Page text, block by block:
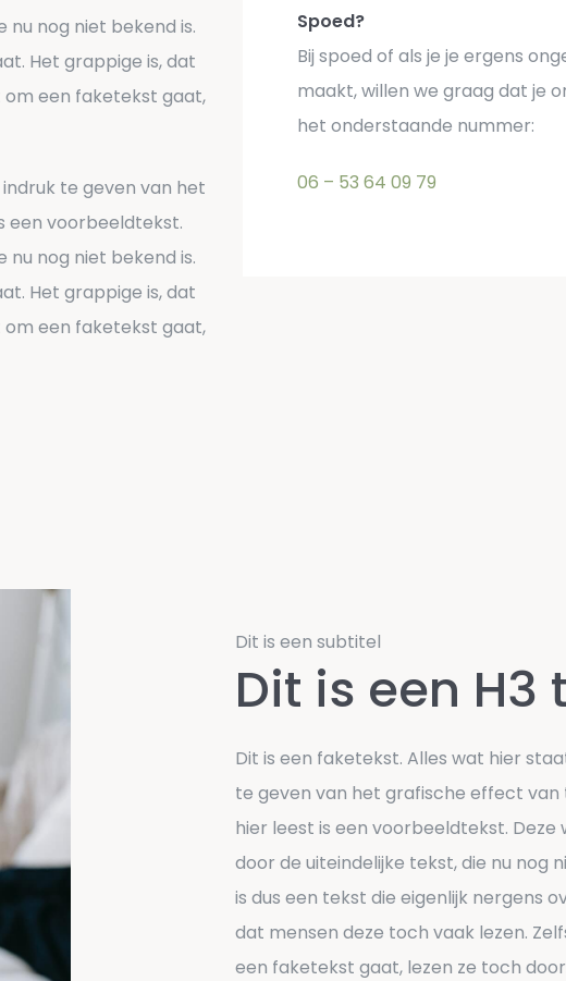
nog niet bekend is.
Het grappige is, dat
om een faketekst gaat,
te geven van het
een voorbeeldtekst.
nog niet bekend is.
Het grappige is, dat
om een faketekst gaat,
Spoed?
Bij spoed of als je je ergens
maakt, willen we graag dat je
het onderstaande nummer:
06 – 53 64 09 79
Dit is een subtitel
Dit is een H3
Dit is een faketekst. Alles wat hier
te geven van het grafische effect van
hier leest is een voorbeeldtekst.
door de uiteindelijke tekst, die nu nog
is dus een tekst die eigenlijk nergens
dat mensen deze toch vaak lezen.
een faketekst gaat, lezen ze toch